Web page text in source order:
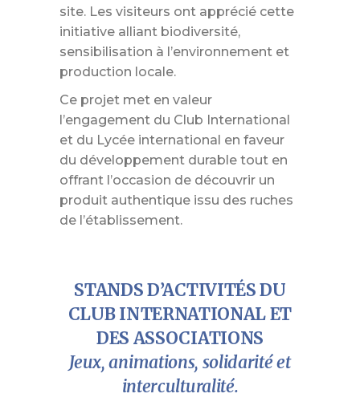
site. Les visiteurs ont apprécié cette
initiative alliant biodiversité,
sensibilisation à l’environnement et
production locale.
Ce projet met en valeur
l’engagement du Club International
et du Lycée international en faveur
du développement durable tout en
offrant l’occasion de découvrir un
produit authentique issu des ruches
de l’établissement.
STANDS D’ACTIVITÉS DU
CLUB INTERNATIONAL ET
DES ASSOCIATIONS
Jeux, animations, solidarité et
interculturalité.